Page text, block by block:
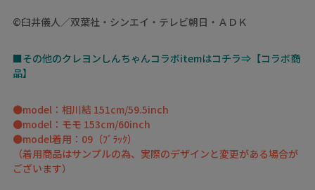
©臼井儀人／双葉社・シンエイ・テレビ朝日・ＡＤＫ
■その他のクレヨンしんちゃんコラボitemはコチラ⇒【コラボ商
品】
●model：相川結 151cm/59.5inch
●model：モモ 153cm/60inch
●model着用：09（ﾌﾞﾗｯｸ）
（着用商品はサンプルの為、実際のデザインと変更がある場合が
ございます）